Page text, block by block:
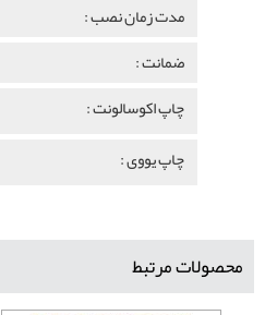
مدت زمان نصب :
ضمانت :
چاپ اکوسالونت :
چاپ یووی :
محصولات مرتبط